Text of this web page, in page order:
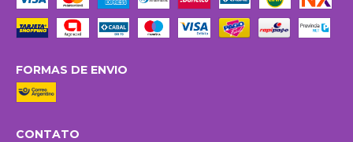
FORMAS DE ENVIO
CONTATO